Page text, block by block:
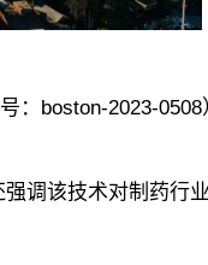
boston-2023-0508
调该技术对制药行